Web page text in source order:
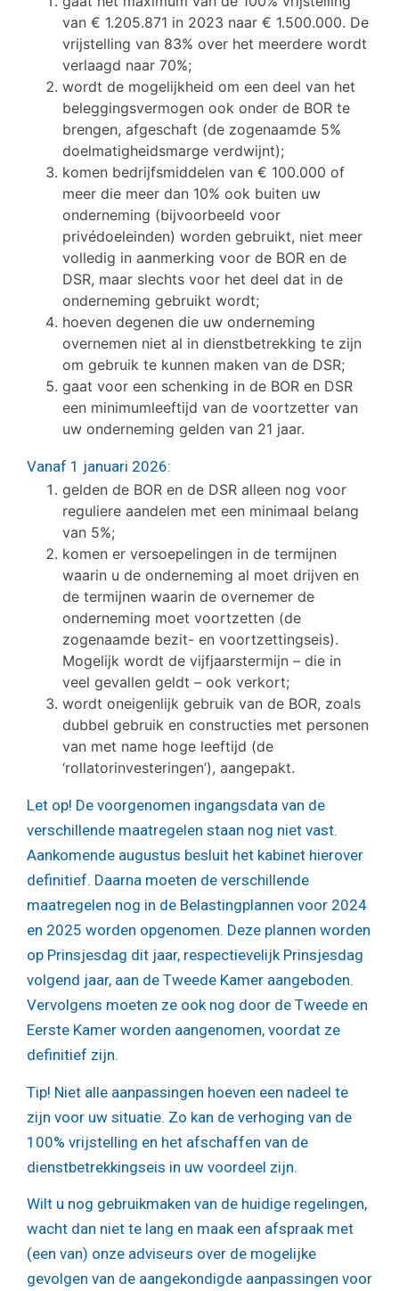
van € 1.205.871 in 2023 naar € 1.500.000. De
vrijstelling van 83% over het meerdere wordt
verlaagd naar 70%;
wordt de mogelijkheid om een deel van het
beleggingsvermogen ook onder de BOR te
brengen, afgeschaft (de zogenaamde 5%
doelmatigheidsmarge verdwijnt);
komen bedrijfsmiddelen van € 100.000 of
meer die meer dan 10% ook buiten uw
onderneming (bijvoorbeeld voor
privédoeleinden) worden gebruikt, niet meer
volledig in aanmerking voor de BOR en de
DSR, maar slechts voor het deel dat in de
onderneming gebruikt wordt;
hoeven degenen die uw onderneming
overnemen niet al in dienstbetrekking te zijn
om gebruik te kunnen maken van de DSR;
gaat voor een schenking in de BOR en DSR
een minimumleeftijd van de voortzetter van
uw onderneming gelden van 21 jaar.
Vanaf 1 januari 2026:
gelden de BOR en de DSR alleen nog voor
reguliere aandelen met een minimaal belang
van 5%;
komen er versoepelingen in de termijnen
waarin u de onderneming al moet drijven en
de termijnen waarin de overnemer de
onderneming moet voortzetten (de
zogenaamde bezit- en voortzettingseis).
Mogelijk wordt de vijfjaarstermijn – die in
veel gevallen geldt – ook verkort;
wordt oneigenlijk gebruik van de BOR, zoals
dubbel gebruik en constructies met personen
van met name hoge leeftijd (de
‘rollatorinvesteringen’), aangepakt.
Let op! De voorgenomen ingangsdata van de
verschillende maatregelen staan nog niet vast.
Aankomende augustus besluit het kabinet hierover
definitief. Daarna moeten de verschillende
maatregelen nog in de Belastingplannen voor 2024
en 2025 worden opgenomen. Deze plannen worden
op Prinsjesdag dit jaar, respectievelijk Prinsjesdag
volgend jaar, aan de Tweede Kamer aangeboden.
Vervolgens moeten ze ook nog door de Tweede en
Eerste Kamer worden aangenomen, voordat ze
definitief zijn.
Tip! Niet alle aanpassingen hoeven een nadeel te
zijn voor uw situatie. Zo kan de verhoging van de
100% vrijstelling en het afschaffen van de
dienstbetrekkingseis in uw voordeel zijn.
Wilt u nog gebruikmaken van de huidige regelingen,
wacht dan niet te lang en maak een afspraak met
(een van) onze adviseurs over de mogelijke
gevolgen van de aangekondigde aanpassingen voor